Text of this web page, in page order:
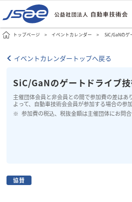
トップページ イベントカレンダー SiC/GaNのゲ
イベントカレンダートップへ戻る
SiC/GaNのゲートドライブ
主催団体会員と非会員との間で参加費の差はあ
よって、自動車技術会会員が参加する場合の参
参加費の税込、税抜金額は主催団体にお問合
協賛